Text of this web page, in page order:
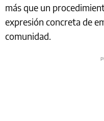
más que un
expresión concreta de
comunidad.